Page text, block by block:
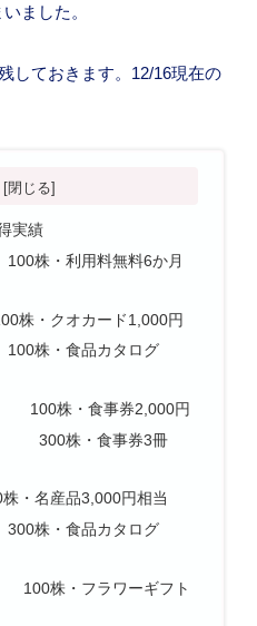
ました。
しておきます。12/16現在の
実績
・利用料無料6か月
クオカード1,000円
・食品カタログ
株・食事券2,000円
株・食事券3冊
産品3,000円相当
・食品カタログ
株・フラワーギフト